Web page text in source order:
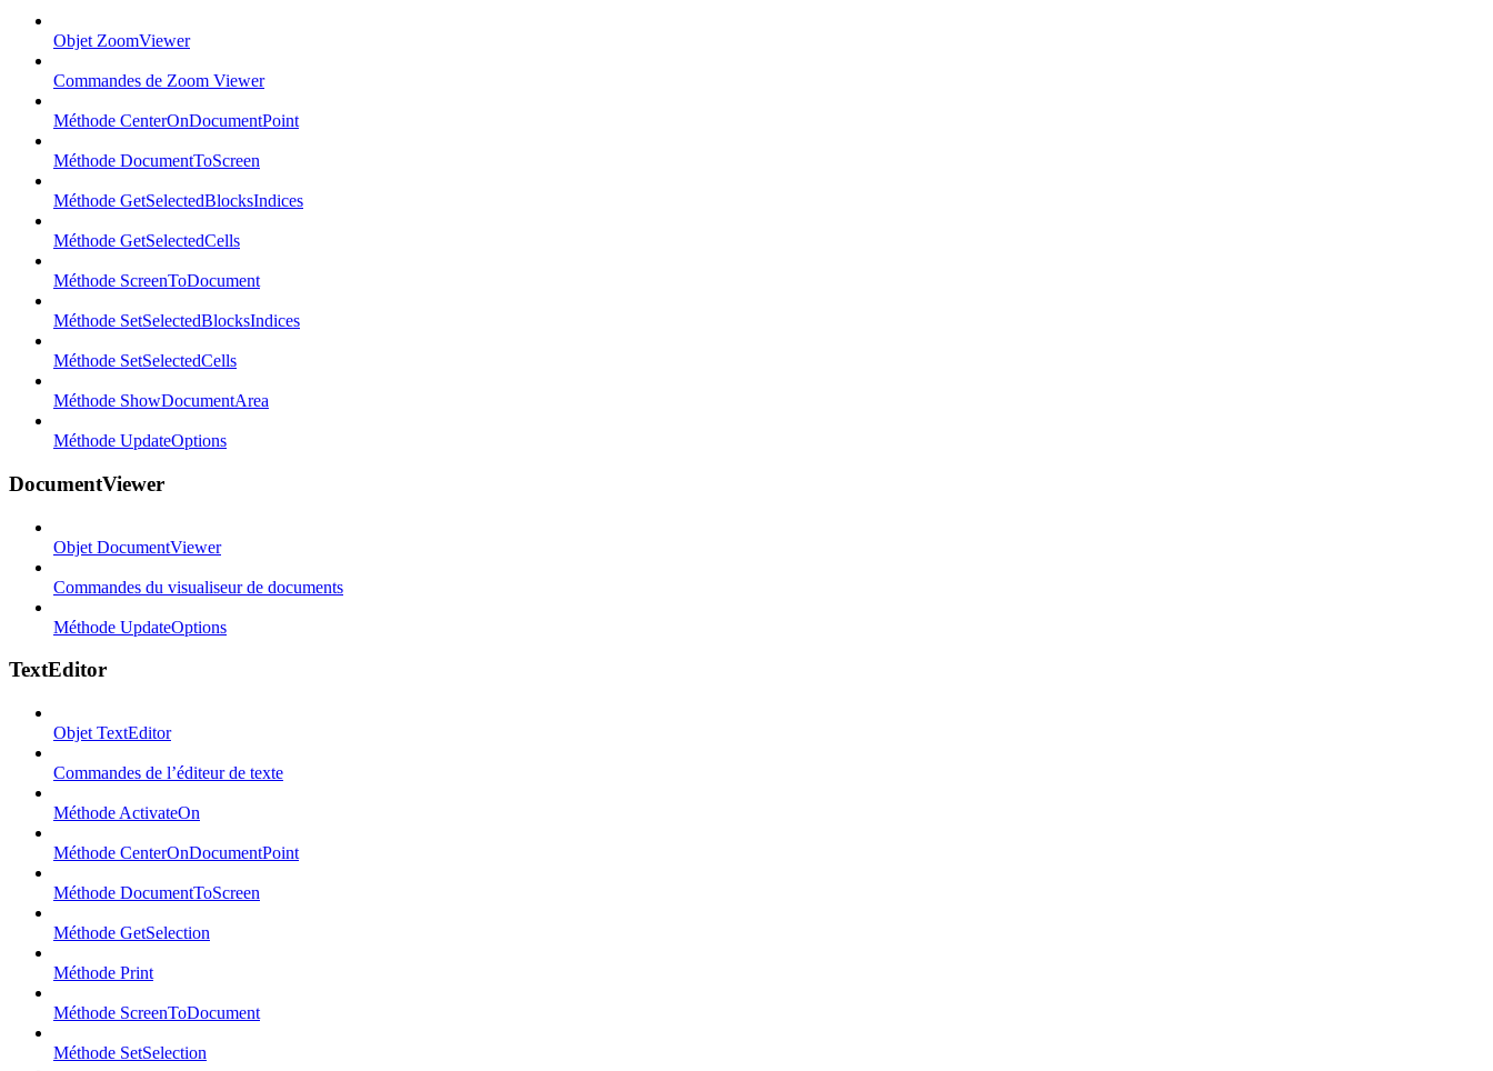
Objet ZoomViewer
Commandes de Zoom Viewer
Méthode CenterOnDocumentPoint
Méthode DocumentToScreen
Méthode GetSelectedBlocksIndices
Méthode GetSelectedCells
Méthode ScreenToDocument
Méthode SetSelectedBlocksIndices
Méthode SetSelectedCells
Méthode ShowDocumentArea
Méthode UpdateOptions
DocumentViewer
Objet DocumentViewer
Commandes du visualiseur de documents
Méthode UpdateOptions
TextEditor
Objet TextEditor
Commandes de l’éditeur de texte
Méthode ActivateOn
Méthode CenterOnDocumentPoint
Méthode DocumentToScreen
Méthode GetSelection
Méthode Print
Méthode ScreenToDocument
Méthode SetSelection